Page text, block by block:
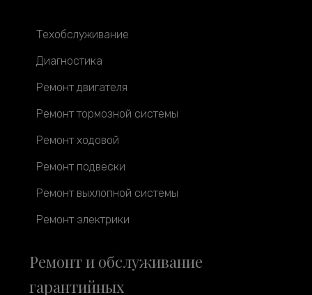
Техобслуживание
Диагностика
Ремонт двигателя
Ремонт тормозной системы
Ремонт ходовой
Ремонт подвески
Ремонт выхлопной системы
Ремонт электрики
Ремонт и обслуживание
гарантийных